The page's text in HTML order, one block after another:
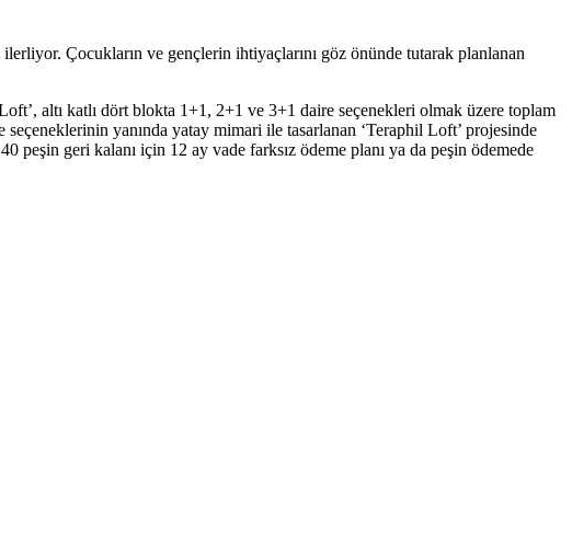
Çocukların ve gençlerin ihtiyaçlarını göz önünde tutarak planlanan
altı katlı dört blokta 1+1, 2+1 ve 3+1 daire seçenekleri olmak üzere toplam
yanında yatay mimari ile tasarlanan ‘Teraphil Loft’ projesinde
peşin geri kalanı için 12 ay vade farksız ödeme planı ya da peşin ödemede